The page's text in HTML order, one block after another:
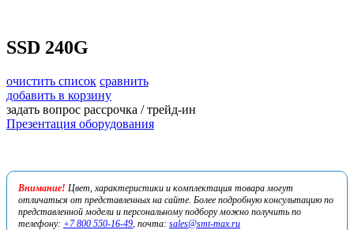
SSD 240G
очистить список сравнить
добавить в корзину
задать вопрос рассрочка / трейд-ин
Презентация оборудования
Внимание! Цвет, характеристики и комплектация товара могут
отличаться от представленных на сайте. Более подробную консультацию по
представленной модели и персональному подбору можно получить по
телефону: +7 800 550-16-49, почта: sales@smt-max.ru